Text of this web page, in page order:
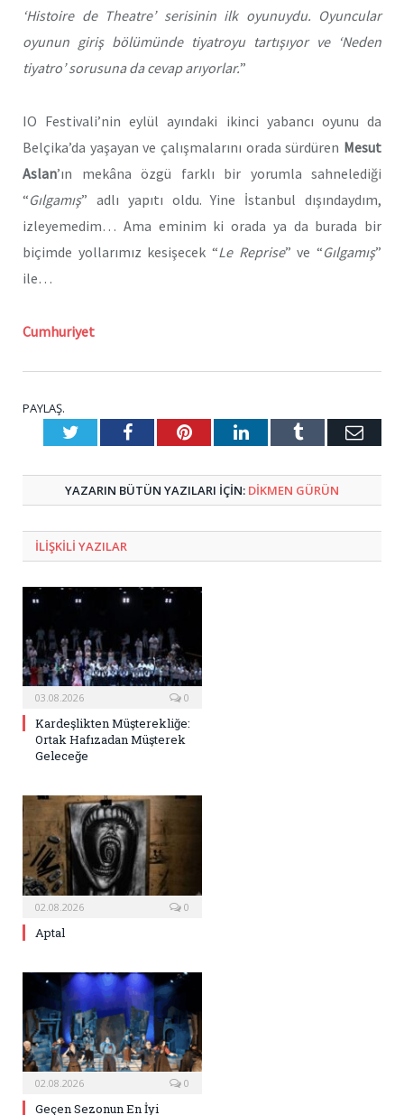
‘Histoire de Theatre’ serisinin ilk oyunuydu. Oyuncular
oyunun giriş bölümünde tiyatroyu tartışıyor ve ‘Neden
tiyatro’ sorusuna da cevap arıyorlar.”
IO Festivali’nin eylül ayındaki ikinci yabancı oyunu da
Belçika’da yaşayan ve çalışmalarını orada sürdüren Mesut
Aslan’ın mekâna özgü farklı bir yorumla sahnelediği
“Gılgamış” adlı yapıtı oldu. Yine İstanbul dışındaydım,
izleyemedim… Ama eminim ki orada ya da burada bir
biçimde yollarımız kesişecek “Le Reprise” ve “Gılgamış”
ile…
Cumhuriyet
PAYLAŞ.
TwitterFacebookPinterestLinkedInTumblr E-
YAZARIN BÜTÜN YAZILARI IÇIN: DIKMEN GÜRÜN
ILIŞKILI YAZILAR
03.08.2026 0
Kardeşlikten Müşterekliğe:
Ortak Hafızadan Müşterek
Geleceğe
02.08.2026 0
Aptal
02.08.2026 0
Geçen Sezonun En İyi